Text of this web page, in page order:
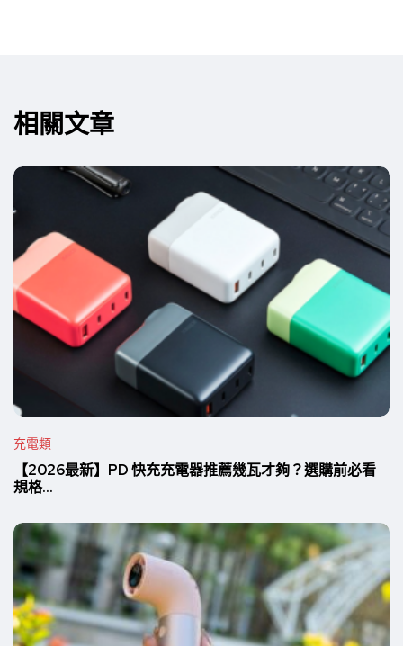
相關文章
充電類
【2026最新】PD 快充充電器推薦幾瓦才夠？選購前必看
規格...